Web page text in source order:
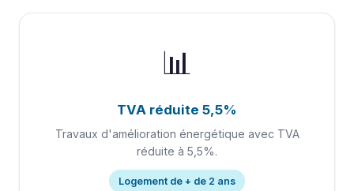
📊
TVA réduite 5,5%
Travaux d'amélioration énergétique avec TVA
réduite à 5,5%.
Logement de + de 2 ans